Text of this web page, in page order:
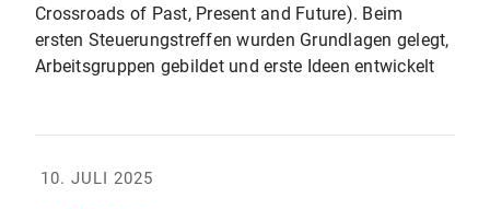
Crossroads of Past, Present and Future). Beim
ersten Steuerungstreffen wurden Grundlagen gelegt,
Arbeitsgruppen gebildet und erste Ideen entwickelt
10. JULI 2025